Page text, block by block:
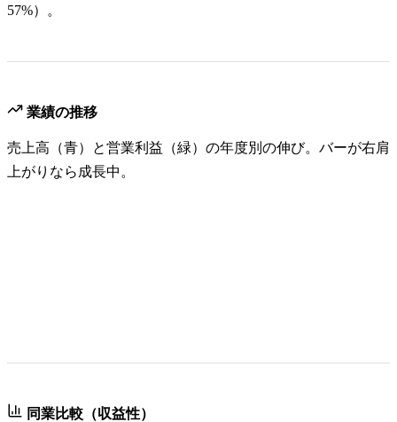
57%）。
業績の推移
売上高（青）と営業利益（緑）の年度別の伸び。バーが右肩
上がりなら成長中。
同業比較（収益性）